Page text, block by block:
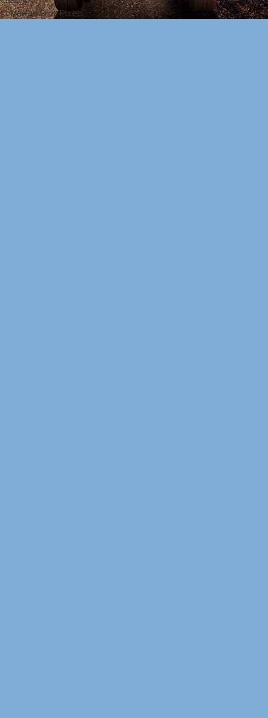
Команда Riot Pixels.